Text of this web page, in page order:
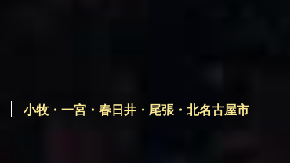
小牧・一宮・春日井・尾張・北名古屋市